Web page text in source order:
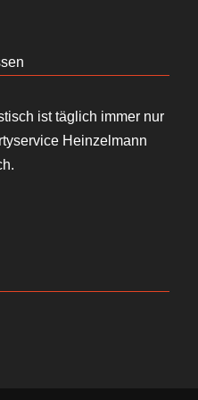
ist täglich immer nur
Heinzelmann